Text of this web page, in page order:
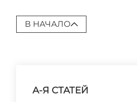
В НАЧАЛО
А-Я СТАТЕЙ